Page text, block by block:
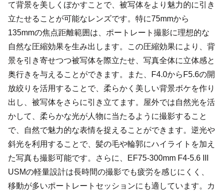
て背景を美しくぼかすことで、被写体をより魅力的に引き
立たせることが可能なレンズです。特に75mmから
135mmの焦点距離範囲は、ポートレート撮影に理想的な
自然な圧縮効果を生み出します。この圧縮効果により、背
景を引き寄せつつ被写体を際立たせ、写真全体に立体感と
奥行きを与えることができます。また、F4.0からF5.6の開
放絞りを活用することで、柔らかく美しい背景ボケを作り
出し、被写体をさらに引き立てます。屋外では自然光を活
かして、柔らかな光が人物に当たるように撮影すること
で、自然で魅力的な表情を捉えることができます。逆光や
斜光を利用することで、髪の毛や輪郭にハイライトを加え
た写真も撮影可能です。さらに、EF75-300mm F4-5.6 III
USMの軽量設計は長時間の撮影でも疲労を感じにくく、
移動が多いポートレートセッションにも適しています。カ